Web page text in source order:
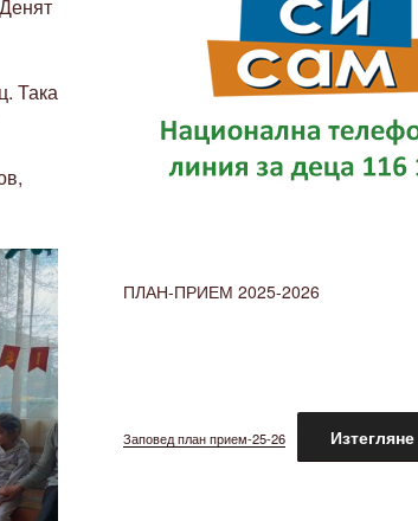
Така
ПЛАН-ПРИЕМ 2025-2026
Заповед план прием-25-26 Изтегляне